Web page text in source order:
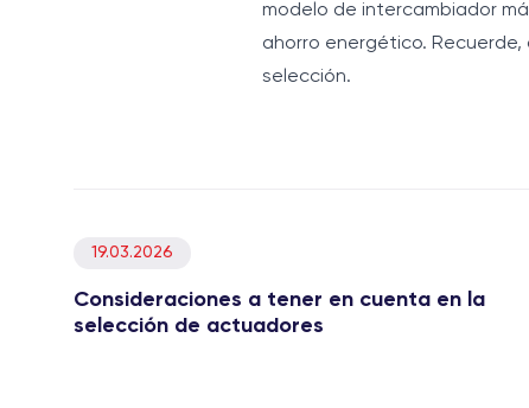
modelo de intercambiador
ahorro energético.
selección.
19.03.2026
Consideraciones a tener en cuenta en la
selección de actuadores